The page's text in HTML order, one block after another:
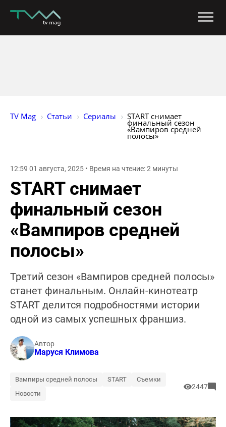
TV Mag Статьи Сериалы START снимает
финальный сезон
«Вампиров средней
полосы»
12:59 01 августа, 2025 • Время на чтение: 2 минуты
START снимает
финальный сезон
«Вампиров средней
полосы»
Третий сезон «Вампиров средней полосы»
станет финальным. Онлайн-кинотеатр
START делится подробностями истории
одной из самых успешных франшиз.
Автор
Маруся Климова
Вампиры средней полосы START
Съемки
Новости
2447